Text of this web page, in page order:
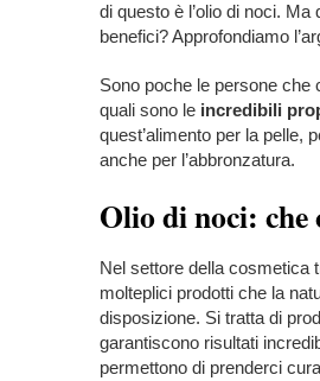
di questo è l’olio di noci. Ma
benefici? Approfondiamo
Sono poche le persone che
quali sono le incredibili
quest’alimento per la pelle,
anche per l’abbronzatura.
Olio di noci: che
Nel settore della cosmetica
molteplici prodotti che la
disposizione. Si tratta di
garantiscono risultati
permettono di prenderci